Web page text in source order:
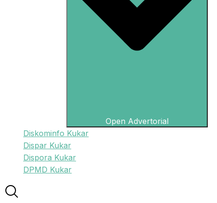
Open Advertorial
Diskominfo Kukar
Dispar Kukar
Dispora Kukar
DPMD Kukar